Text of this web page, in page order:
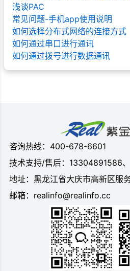
浅谈PAC
常见问题-手机app使用说明
如何选择分布式网络的连接方式
如何通过串口进行通讯
如何通过拨号进行数据通讯
咨询热线：400-678-6601
技术支持/售后：13304891586
地址：黑龙江省大庆市高新区服
邮箱：realinfo@realinfo.cc